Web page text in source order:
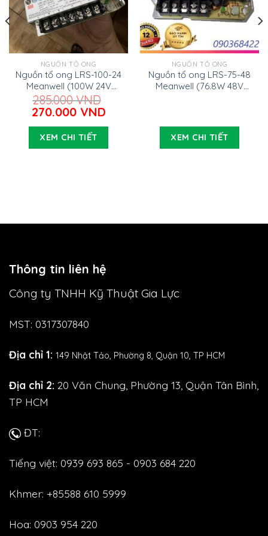
NGUỒN TỔ ONG
Nguồn tổ ong LRS-100-24
Meanwell (100W 24V
4.5A)
285.000VND
Giá
gốc
là:
285.000 VND.
270.000 VNDGiá
hiện
là:
XEM CHI TIẾT
NGUỒN TỔ ONG
Nguồn tổ ong LRS-75-48
Meanwell (76.8W 48V
XEM CHI TIẾT
Thông tin liên hệ
Công ty TNHH Kỹ Thuật Gia Lực
MST: 0317307840
Địa chỉ 1: 149 Nhật Tảo, Phường 8, Quận 10, TP HCM
Địa chỉ 2: 20 Văn Chung, Phường 13, Quận Tân Bình,
TP HCM
ĐT:
Tiếng việt: 0939 693 865 - 0903 684 220
Khmer: +85588 610 5999
Hoa: 0903 954 220